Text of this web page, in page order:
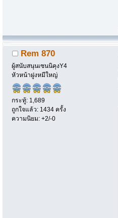
Rem 870
ผู้สนับสนุนเซนนิคุงY4
หัวหน้าฝูงหมีใหญ่
กระทู้: 1,689
ถูกใจแล้ว: 1434 ครั้ง
ความนิยม: +2/-0